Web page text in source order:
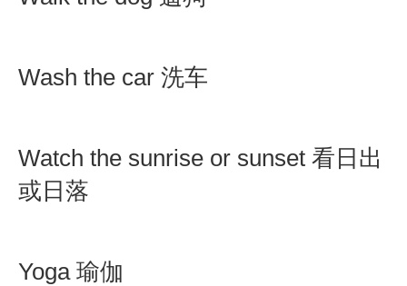
Wash the car 洗车
Watch the sunrise or sunset 看日出
或日落
Yoga 瑜伽